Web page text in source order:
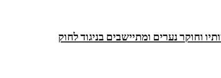
וחוקר נערים ומתיישבים בניגוד לחוק